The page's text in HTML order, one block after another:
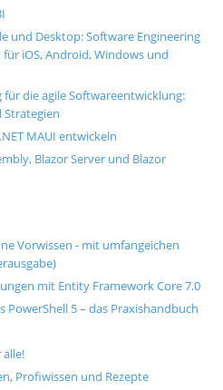
und Desktop: Software Engineering
iOS, Android, Windows und
die agile Softwareentwicklung:
Strategien
MAUI entwickeln
Blazor Server und Blazor
Vorwissen - mit umfangeichen
mit Entity Framework Core 7.0
PowerShell 5 – das Praxishandbuch
Profiwissen und Rezepte